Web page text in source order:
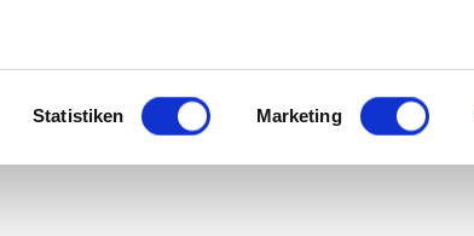
Statistiken Marketing